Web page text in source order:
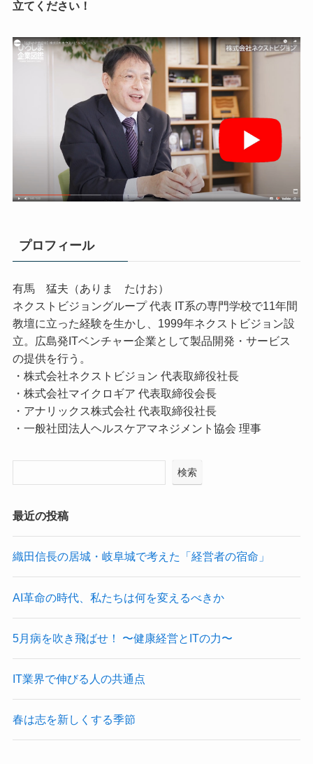
立てください！
プロフィール
有馬 猛夫（ありま たけお）
ネクストビジョングループ 代表 IT系の専門学校で11年間
教壇に立った経験を生かし、1999年ネクストビジョン設
立。広島発ITベンチャー企業として製品開発・サービス
の提供を行う。
・株式会社ネクストビジョン 代表取締役社長
・株式会社マイクロギア 代表取締役会長
・アナリックス株式会社 代表取締役社長
・一般社団法人ヘルスケアマネジメント協会 理事
検索
最近の投稿
織田信長の居城・岐阜城で考えた「経営者の宿命」
AI革命の時代、私たちは何を変えるべきか
5月病を吹き飛ばせ！ 〜健康経営とITの力〜
IT業界で伸びる人の共通点
春は志を新しくする季節